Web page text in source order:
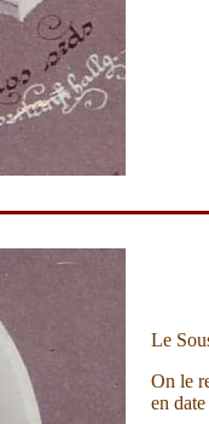
Le
On le
en